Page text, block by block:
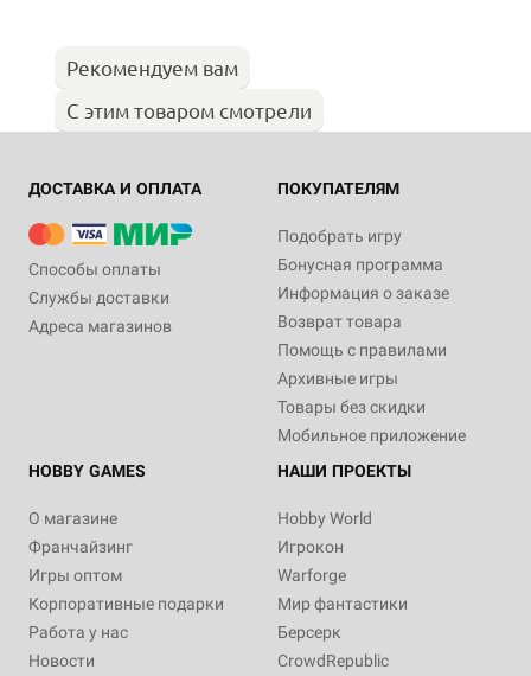
Рекомендуем вам
С этим товаром смотрели
ДОСТАВКА И ОПЛАТА
Способы оплаты
Службы доставки
Адреса магазинов
ПОКУПАТЕЛЯМ
Подобрать игру
Бонусная программа
Информация о заказе
Возврат товара
Помощь с правилами
Архивные игры
Товары без скидки
Мобильное приложение
HOBBY GAMES
О магазине
Франчайзинг
Игры оптом
Корпоративные подарки
Работа у нас
Новости
НАШИ ПРОЕКТЫ
Hobby World
Игрокон
Warforge
Мир фантастики
Берсерк
CrowdRepublic